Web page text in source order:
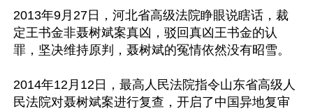
2013年9月27日，河北省高级法院睁眼说瞎话，裁
定王书金非聂树斌案真凶，驳回真凶王书金的认
罪，坚决维持原判，聂树斌的冤情依然没有昭雪。
2014年12月12日，最高人民法院指令山东省高级人
民法院对聂树斌案进行复查，开启了中国异地复审